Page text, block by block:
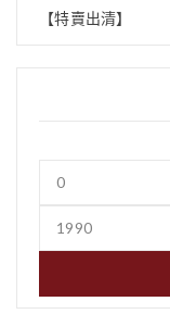
【特賣出清】